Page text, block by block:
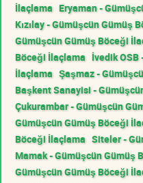
İlaçlama Eryaman -
Kızılay - Gümüşcün Gümüş
Gümüşcün Gümüş Böceği
Böceği İlaçlama İvedik
İlaçlama Şaşmaz -
Başkent Sanayisi -
Çukurambar - Gümüşcün
Gümüşcün Gümüş Böceği
Böceği İlaçlama Siteler -
Mamak - Gümüşcün Gümüş
Gümüşcün Gümüş Böceği